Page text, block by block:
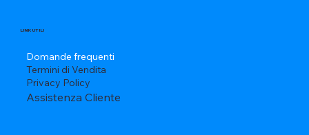
LINK UTILI
Domande frequenti
Termini di Vendita
Privacy Policy
Assistenza Cliente